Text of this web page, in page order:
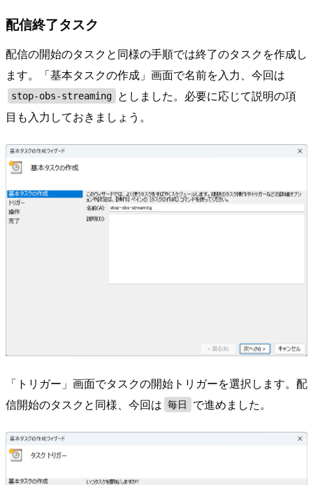
配信終了タスク
配信の開始のタスクと同様の手順では終了のタスクを作成し
ます。「基本タスクの作成」画面で名前を入力、今回は
stop-obs-streaming
としました。必要に応じて説明の項
目も入力しておきましょう。
「トリガー」画面でタスクの開始トリガーを選択します。配
信開始のタスクと同様、今回は 毎日 で進めました。